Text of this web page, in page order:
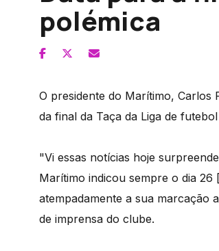
polémica
O presidente do Marítimo, Carlos
da final da Taça da Liga de
"Vi essas notícias hoje
Marítimo indicou sempre o dia
atempadamente a sua marcação
de imprensa do clube.